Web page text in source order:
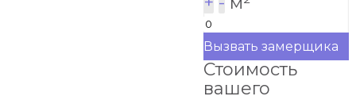
Вызвать замерщика
Стоимость
вашего